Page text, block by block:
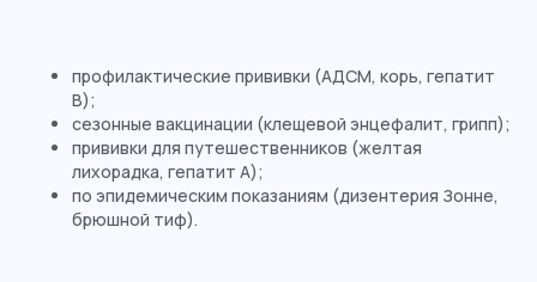
профилактические прививки (АДСМ, корь, гепатит
В);
сезонные вакцинации (клещевой энцефалит, грипп);
прививки для путешественников (желтая
лихорадка, гепатит А);
по эпидемическим показаниям (дизентерия Зонне,
брюшной тиф).